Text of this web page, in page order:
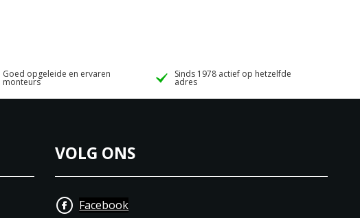
Goed opgeleide en ervaren
monteurs
Sinds 1978 actief op hetzelfde
adres
VOLG ONS
Facebook